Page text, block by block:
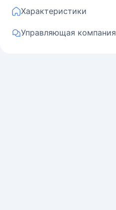
Характеристики
Управляющая компания